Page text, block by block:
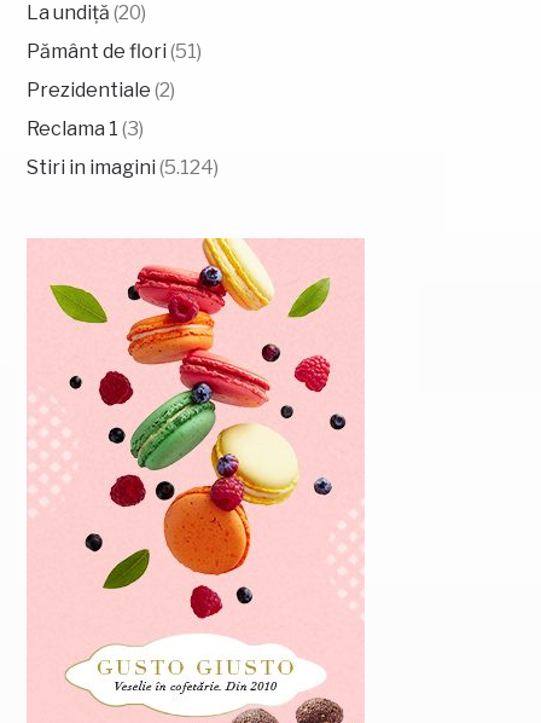
La undiță (20)
Pământ de flori (51)
Prezidentiale (2)
Reclama 1 (3)
Stiri in imagini (5.124)